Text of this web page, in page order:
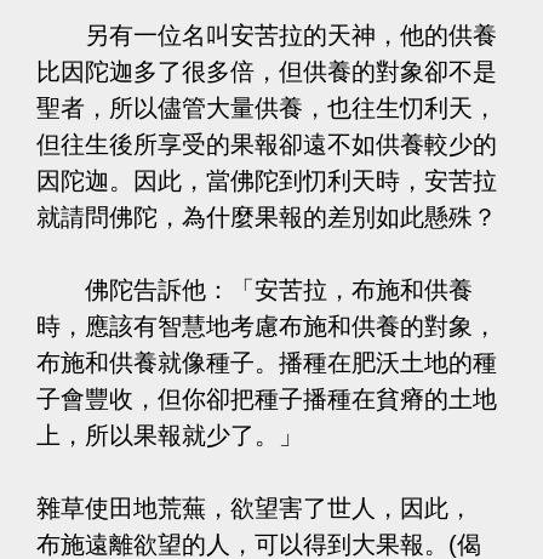
另有一位名叫安苦拉的天神，他的供養
比因陀迦多了很多倍，但供養的對象卻不是
聖者，所以儘管大量供養，也往生忉利天，
但往生後所享受的果報卻遠不如供養較少的
因陀迦。因此，當佛陀到忉利天時，安苦拉
就請問佛陀，為什麼果報的差別如此懸殊？
佛陀告訴他：「安苦拉，布施和供養
時，應該有智慧地考慮布施和供養的對象，
布施和供養就像種子。播種在肥沃土地的種
子會豐收，但你卻把種子播種在貧瘠的土地
上，所以果報就少了。」
雜草使田地荒蕪，欲望害了世人，因此，
布施遠離欲望的人，可以得到大果報。(偈